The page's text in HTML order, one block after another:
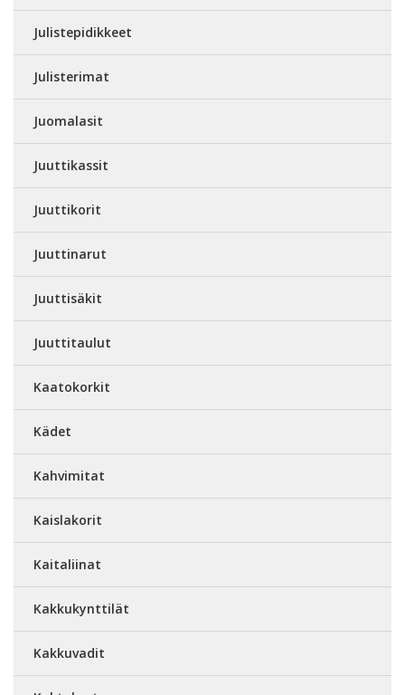
Julistepidikkeet
Julisterimat
Juomalasit
Juuttikassit
Juuttikorit
Juuttinarut
Juuttisäkit
Juuttitaulut
Kaatokorkit
Kädet
Kahvimitat
Kaislakorit
Kaitaliinat
Kakkukynttilät
Kakkuvadit